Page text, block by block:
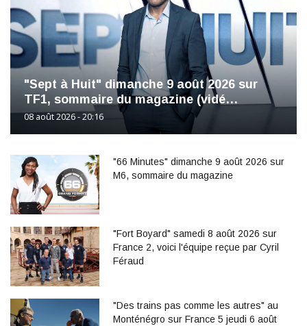
"Sept à Huit" dimanche 9 août 2026 sur
TF1, sommaire du magazine (vidé…
08 août 2026 - 20:16
"66 Minutes" dimanche 9 août 2026 sur
M6, sommaire du magazine
"Fort Boyard" samedi 8 août 2026 sur
France 2, voici l'équipe reçue par Cyril
Féraud
"Des trains pas comme les autres" au
Monténégro sur France 5 jeudi 6 août